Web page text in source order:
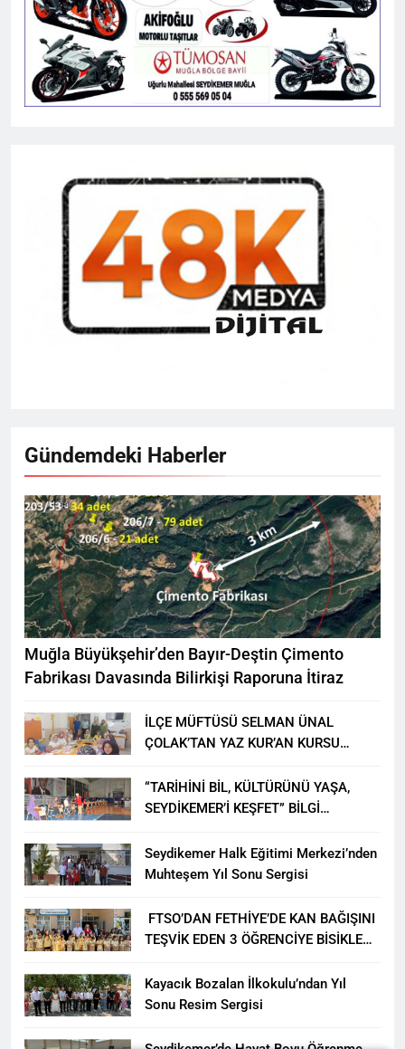
Gündemdeki Haberler
Muğla Büyükşehir’den Bayır-Deştin Çimento
Fabrikası Davasında Bilirkişi Raporuna İtiraz
İLÇE MÜFTÜSÜ SELMAN ÜNAL
ÇOLAK’TAN YAZ KUR’AN KURSU
“TARİHİNİ BİL, KÜLTÜRÜNÜ YAŞA,
SEYDİKEMER’İ KEŞFET” BİLGİ
Seydikemer Halk Eğitimi Merkezi’nden
Muhteşem Yıl Sonu Sergisi
FTSO’DAN FETHİYE’DE KAN BAĞIŞINI
TEŞVİK EDEN 3 ÖĞRENCİYE BİSİKLET
Kayacık Bozalan İlkokulu’ndan Yıl
Sonu Resim Sergisi